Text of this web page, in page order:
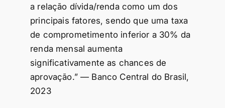
a relação dívida/renda como um dos
principais fatores, sendo que uma taxa
de comprometimento inferior a 30% da
renda mensal aumenta
significativamente as chances de
aprovação.” — Banco Central do Brasil,
2023